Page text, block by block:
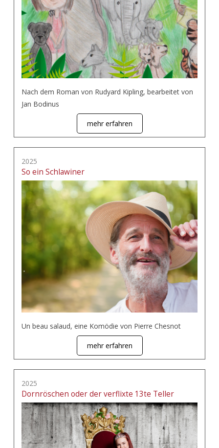
Nach dem Roman von Rudyard Kipling, bearbeitet von
Jan Bodinus
mehr erfahren
2025
So ein Schlawiner
Un beau salaud, eine Komödie von Pierre Chesnot
mehr erfahren
2025
Dornröschen oder der verflixte 13te Teller